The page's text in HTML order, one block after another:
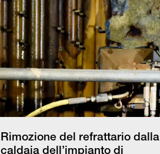
Rimozione del refrattario dalla
caldaia dell’impianto di